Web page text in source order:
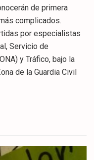
de primera
complicados.
por especialistas
Servicio de
y Tráfico, bajo la
de la Guardia Civil